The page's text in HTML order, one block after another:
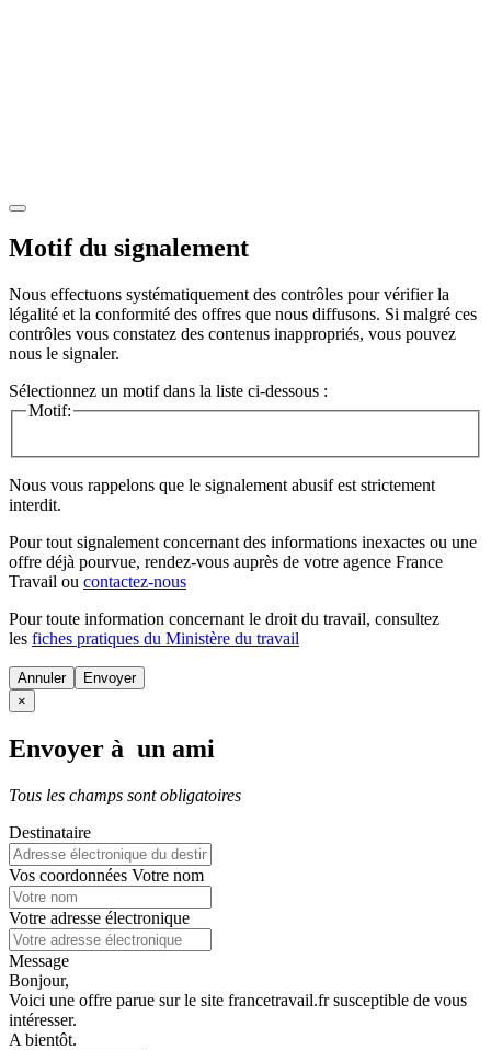
Motif du signalement
Nous effectuons systématiquement des contrôles pour vérifier la
légalité et la conformité des offres que nous diffusons. Si malgré ces
contrôles vous constatez des contenus inappropriés, vous pouvez
nous le signaler.
Sélectionnez un motif dans la liste ci-dessous :
Motif:
Nous vous rappelons que le signalement abusif est strictement
interdit.
Pour tout signalement concernant des informations inexactes ou une
offre déjà pourvue, rendez-vous auprès de votre agence France
Travail ou contactez-nous
Pour toute information concernant le droit du travail, consultez
les fiches pratiques du Ministère du travail
Annuler
×
Envoyer à un ami
Tous les champs sont obligatoires
Destinataire
Vos coordonnées Votre nom
Votre adresse électronique
Message
Bonjour,
Voici une offre parue sur le site francetravail.fr susceptible de vous
intéresser.
A bientôt.